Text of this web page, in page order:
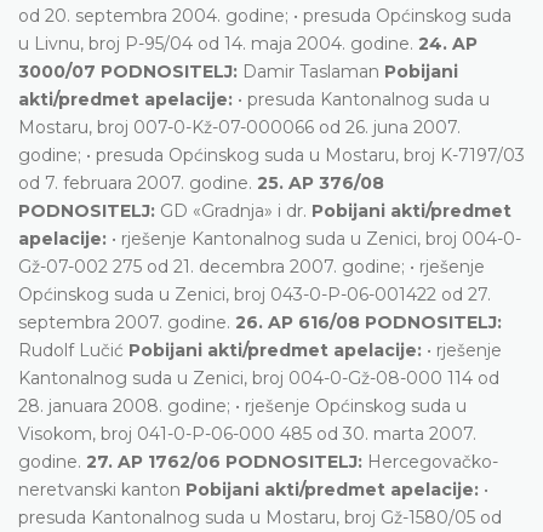
od 20. septembra 2004. godine; • presuda Općinskog suda
u Livnu, broj P-95/04 od 14. maja 2004. godine. 24. AP
3000/07 PODNOSITELJ: Damir Taslaman Pobijani
akti/predmet apelacije: • presuda Kantonalnog suda u
Mostaru, broj 007-0-Kž-07-000066 od 26. juna 2007.
godine; • presuda Općinskog suda u Mostaru, broj K-7197/03
od 7. februara 2007. godine. 25. AP 376/08
PODNOSITELJ: GD «Gradnja» i dr. Pobijani akti/predmet
apelacije: • rješenje Kantonalnog suda u Zenici, broj 004-0-
Gž-07-002 275 od 21. decembra 2007. godine; • rješenje
Općinskog suda u Zenici, broj 043-0-P-06-001422 od 27.
septembra 2007. godine. 26. AP 616/08 PODNOSITELJ:
Rudolf Lučić Pobijani akti/predmet apelacije: • rješenje
Kantonalnog suda u Zenici, broj 004-0-Gž-08-000 114 od
28. januara 2008. godine; • rješenje Općinskog suda u
Visokom, broj 041-0-P-06-000 485 od 30. marta 2007.
godine. 27. AP 1762/06 PODNOSITELJ: Hercegovačko-
neretvanski kanton Pobijani akti/predmet apelacije: •
presuda Kantonalnog suda u Mostaru, broj Gž-1580/05 od